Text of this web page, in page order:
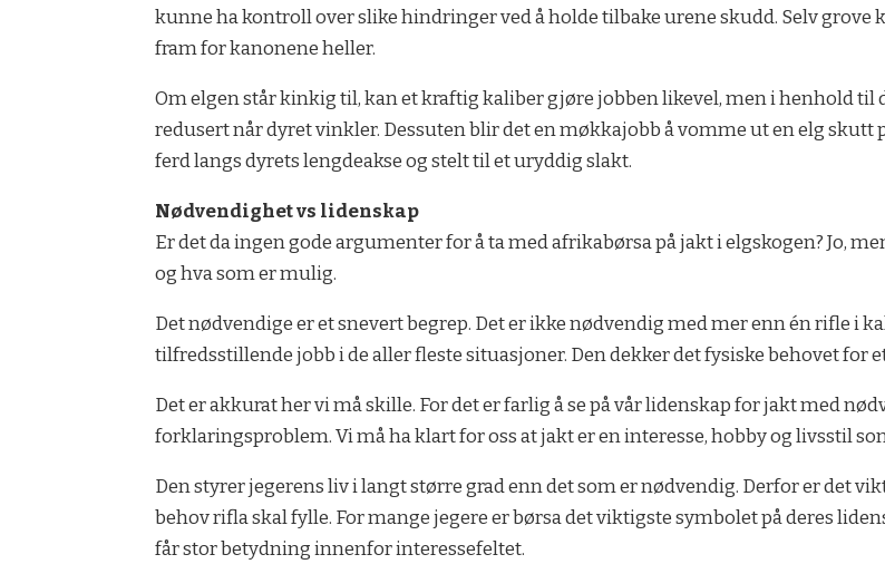
kunne ha kontroll over slike hindringer ved å holde tilbake urene skudd. Selv
fram for kanonene heller.
Om elgen står kinkig til, kan et kraftig kaliber gjøre jobben likevel, men i henhold
redusert når dyret vinkler. Dessuten blir det en møkkajobb å vomme ut en elg skutt
ferd langs dyrets leng­deakse og stelt til et uryddig slakt.
Nødvendighet vs lidenskap
Er det da ingen gode argumenter for å ta med afrikabørsa på jakt i elgsko­gen? Jo,
og hva som er mulig.
Det nødvendige er et snevert begrep. Det er ikke nødvendig med mer enn én rifle i
tilfredsstillende jobb i de aller fleste situasjoner. Den dekker det fysiske behovet for
Det er akkurat her vi må skille. For det er farlig å se på vår lidenskap for jakt med
forklaringsproblem. Vi må ha klart for oss at jakt er en interesse, hobby og livsstil
Den styrer jegerens liv i langt større grad enn det som er nødvendig. Derfor er det
behov rifla skal fylle. For mange jegere er børsa det viktigste symbolet på deres
får stor betydning innenfor interessefeltet.